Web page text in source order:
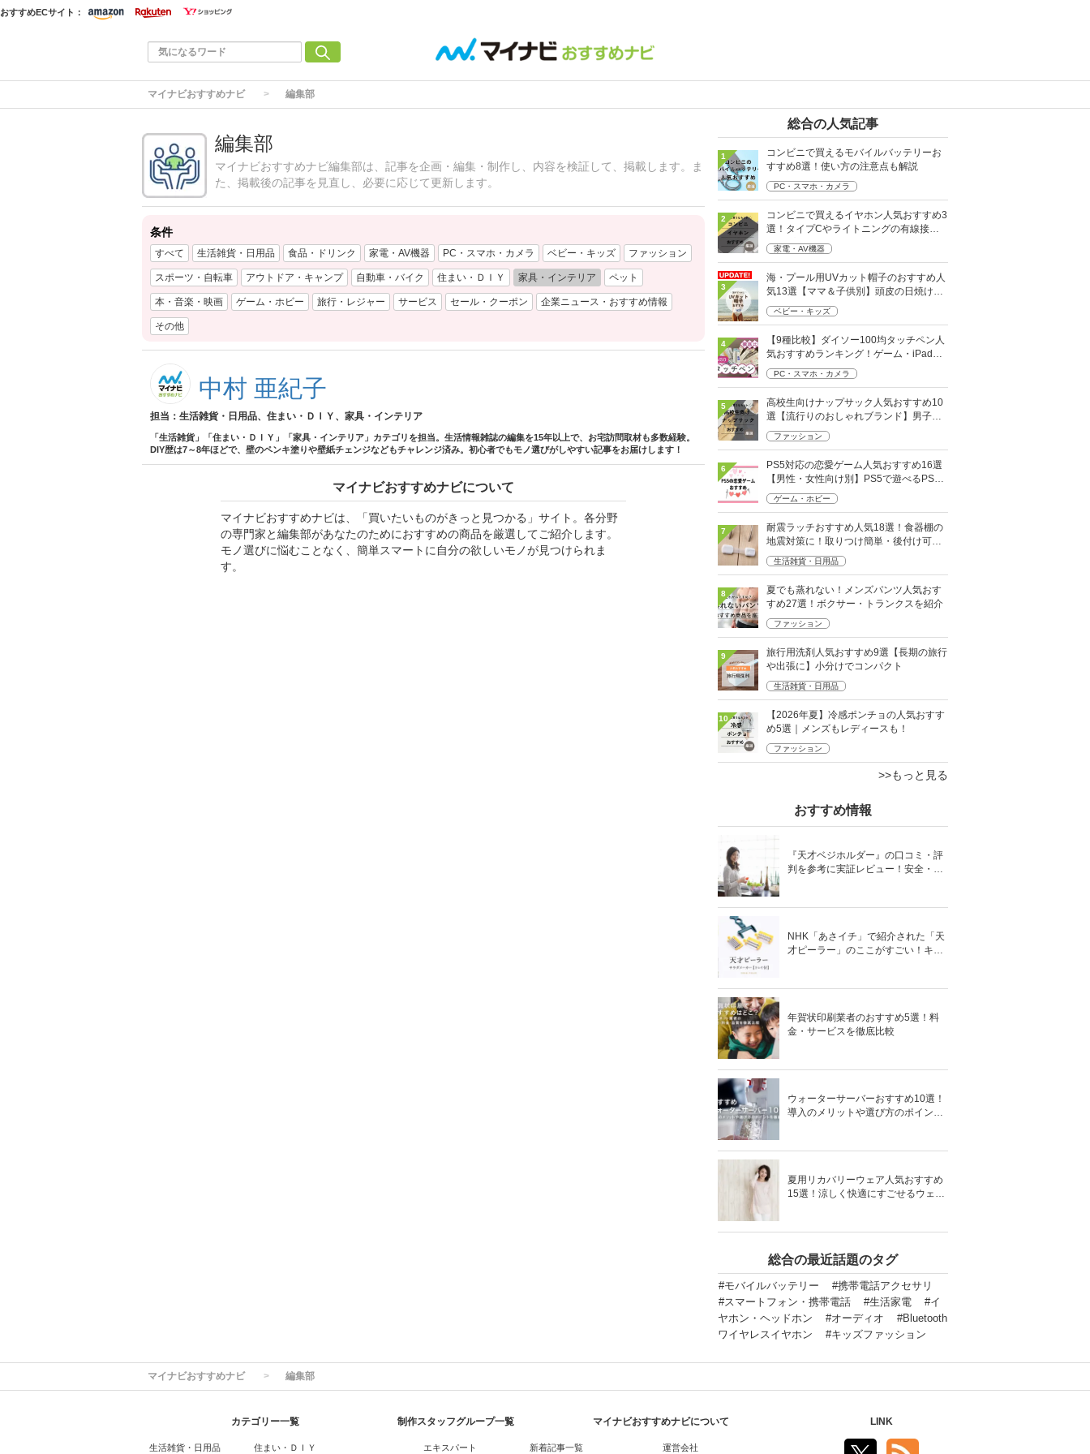
おすすめECサイト：
マイナビおすすめナビ 編集部
編集部
マイナビおすすめナビ編集部は、記事を企画・編集・制作し、内容を検証して、掲載します。ま
た、掲載後の記事を見直し、必要に応じて更新します。
条件
すべて 生活雑貨・日用品 食品・ドリンク 家電・AV機器 PC・スマホ・カメラ ベビー・キッズ ファッション
スポーツ・自転車 アウトドア・キャンプ 自動車・バイク 住まい・ＤＩＹ 家具・インテリア ペット
本・音楽・映画 ゲーム・ホビー 旅行・レジャー サービス セール・クーポン 企業ニュース・おすすめ情報
その他
中村 亜紀子
担当：生活雑貨・日用品、住まい・ＤＩＹ、家具・インテリア
「生活雑貨」「住まい・ＤＩＹ」「家具・インテリア」カテゴリを担当。生活情報雑誌の編集を15年以上で、お宅訪問取材も多数経験。
DIY歴は7～8年ほどで、壁のペンキ塗りや壁紙チェンジなどもチャレンジ済み。初心者でもモノ選びがしやすい記事をお届けします！
マイナビおすすめナビについて
マイナビおすすめナビは、「買いたいものがきっと見つかる」サイト。各分野
の専門家と編集部があなたのためにおすすめの商品を厳選してご紹介します。
モノ選びに悩むことなく、簡単スマートに自分の欲しいモノが見つけられま
す。
総合の人気記事
1
コンビニで買えるモバイルバッテリーお
すすめ8選！使い方の注意点も解説
PC・スマホ・カメラ
2
コンビニで買えるイヤホン人気おすすめ3
選！タイプCやライトニングの有線接続
タイプも
家電・AV機器
3
海・プール用UVカット帽子のおすすめ人
気13選【ママ＆子供別】頭皮の日焼け対
策に
ベビー・キッズ
4
【9種比較】ダイソー100均タッチペン人
気おすすめランキング！ゲーム・iPad向
けなど
PC・スマホ・カメラ
5
高校生向けナップサック人気おすすめ10
選【流行りのおしゃれブランド】男子・
女子高生向け
ファッション
6
PS5対応の恋愛ゲーム人気おすすめ16選
【男性・女性向け別】PS5で遊べるPS4
ソフトも
ゲーム・ホビー
7
耐震ラッチおすすめ人気18選！食器棚の
地震対策に！取りつけ簡単・後付け可能
も
生活雑貨・日用品
8
夏でも蒸れない！メンズパンツ人気おす
すめ27選！ボクサー・トランクスを紹介
ファッション
9
旅行用洗剤人気おすすめ9選【長期の旅行
や出張に】小分けでコンパクト
生活雑貨・日用品
10
【2026年夏】冷感ポンチョの人気おすす
め5選｜メンズもレディースも！
ファッション
>>もっと見る
おすすめ情報
『天才ベジホルダー』の口コミ・評
判を参考に実証レビュー！安全・時
NHK「あさイチ」で紹介された「天
才ピーラー」のここがすごい！キャ
年賀状印刷業者のおすすめ5選！料
金・サービスを徹底比較
ウォーターサーバーおすすめ10選！
導入のメリットや選び方のポイント
夏用リカバリーウェア人気おすすめ
15選！涼しく快適にすごせるウェア
総合の最近話題のタグ
#モバイルバッテリー
#携帯電話アクセサリ
#スマートフォン・携帯電話
#生活家電
#イ
ヤホン・ヘッドホン
#オーディオ
#Bluetooth
ワイヤレスイヤホン
#キッズファッション
マイナビおすすめナビ 編集部
カテゴリー一覧
生活雑貨・日用品 住まい・ＤＩＹ
制作スタッフグループ一覧
エキスパート
マイナビおすすめナビについて
新着記事一覧 運営会社
LINK